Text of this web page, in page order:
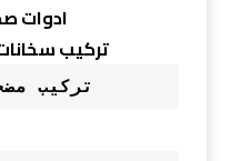
ادوات
تركيب
تركيب